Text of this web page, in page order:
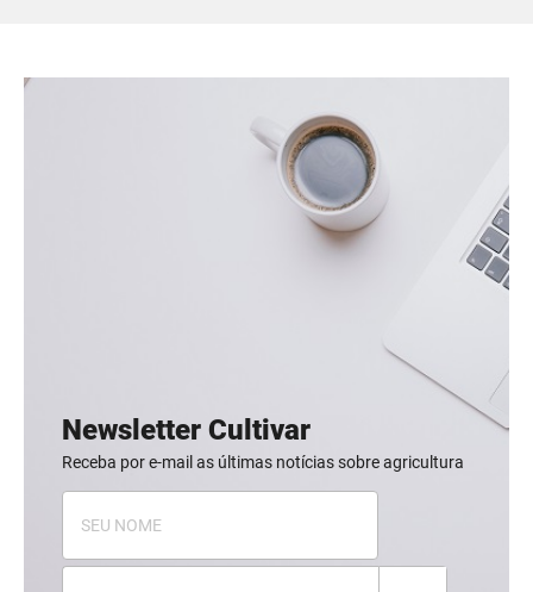
Newsletter Cultivar
Receba por e-mail as últimas notícias sobre agricultura